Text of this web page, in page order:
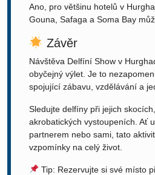
Ano, pro většinu hotelů v
Gouna, Safaga a Soma Bay
Závěr
Návštěva Delfíní Show v
obyčejný výlet. Je to
spojující zábavu, vzdělávání a
Sledujte delfíny při jejich
akrobatických vystoupeních. Ať
partnerem nebo sami, tato
vzpomínky na celý život.
Tip: Rezervujte si své místo